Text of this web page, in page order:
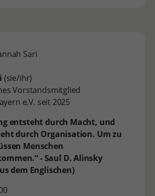
(sie/ihr)
Vorstandsmitglied
e.V. seit 2025
entsteht durch Macht, und
durch Organisation. Um zu
Menschen
- Saul D. Alinsky
dem Englischen)